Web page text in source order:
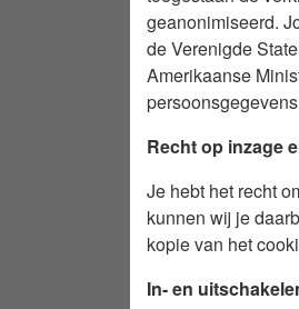
geanonimiseerd.
de Verenigde
Amerikaanse
Recht op inzage
Je hebt het recht
kunnen wij je
kopie van het
In- en